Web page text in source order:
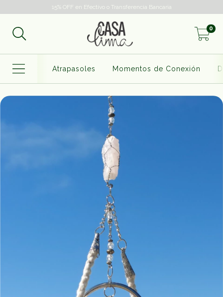
15% OFF en Efectivo o Transferencia Bancaria
0
Atrapasoles Momentos de Conexión